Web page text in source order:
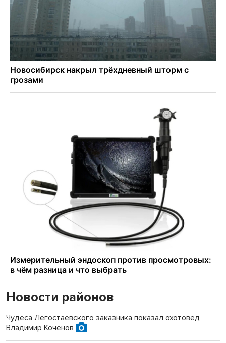
Новости районов
Чудеса Легостаевского заказника показал охотовед
Владимир Коченов